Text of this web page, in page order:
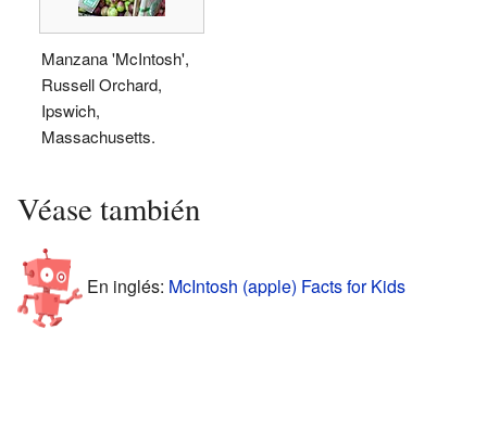
Manzana 'McIntosh',
Russell Orchard,
Ipswich,
Massachusetts.
Véase también
En inglés: McIntosh (apple) Facts for Kids